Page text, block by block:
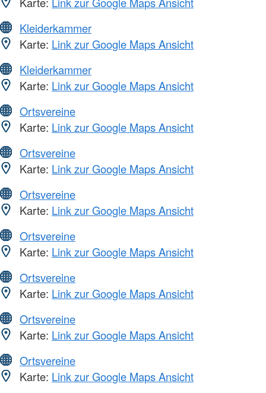
Kleiderkammer
Karte: Link zur Google Maps Ansicht
Kleiderkammer
Karte: Link zur Google Maps Ansicht
Ortsvereine
Karte: Link zur Google Maps Ansicht
Ortsvereine
Karte: Link zur Google Maps Ansicht
Ortsvereine
Karte: Link zur Google Maps Ansicht
Ortsvereine
Karte: Link zur Google Maps Ansicht
Ortsvereine
Karte: Link zur Google Maps Ansicht
Ortsvereine
Karte: Link zur Google Maps Ansicht
Ortsvereine
Karte: Link zur Google Maps Ansicht